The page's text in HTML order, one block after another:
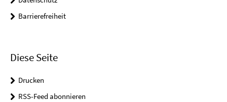
Barrierefreiheit
Diese Seite
Drucken
RSS-Feed abonnieren